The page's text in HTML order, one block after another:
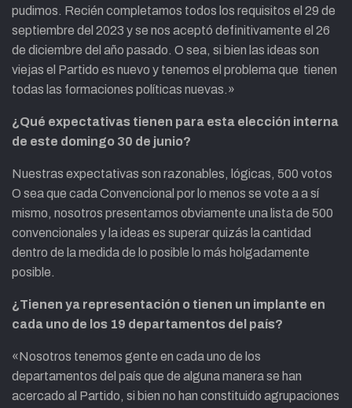
pudimos. Recién completamos todos los requisitos el 29 de
septiembre del 2023 y se nos aceptó definitivamente el 26
de diciembre del año pasado. O sea, si bien las ideas son
viejas el Partido es nuevo y tenemos el problema que tienen
todas las formaciones políticas nuevas.»
¿Qué expectativas tienen para esta elección interna
de este domingo 30 de junio?
Nuestras expectativas son razonables, lógicas, 500 votos
O sea que cada Convencional por lo menos se vote a a sí
mismo, nosotros presentamos obviamente una lista de 500
convencionales y la ideas es superar quizás la cantidad
dentro de la medida de lo posible lo más holgadamente
posible.
¿Tienen ya representación o tienen un implante en
cada uno de los 19 departamentos del país?
«Nosotros tenemos gente en cada uno de los
departamentos del país que de alguna manera se han
acercado al Partido, si bien no han constituido agrupaciones